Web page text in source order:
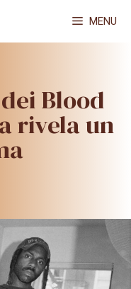
MENU
Blood
rivela un